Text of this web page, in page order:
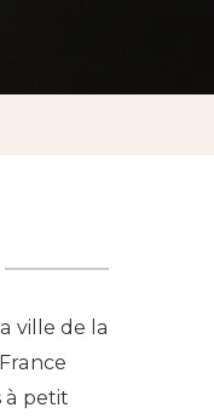
ville de la
à petit